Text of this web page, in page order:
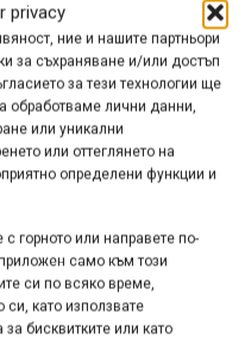
privacy
ние и нашите партньори
за съхраняване и/или достъп
за тези технологии ще
обработваме лични данни,
или уникални
или оттеглянето на
определени функции и
горното или направете по-
само към този
си по всяко време,
си, като използвате
бисквитките или като
съм
,this is peaty,
Следваща